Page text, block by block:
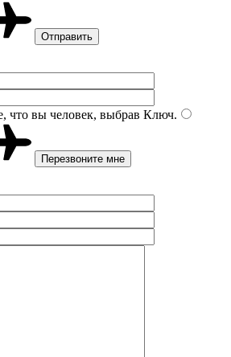
что вы человек, выбрав Ключ.